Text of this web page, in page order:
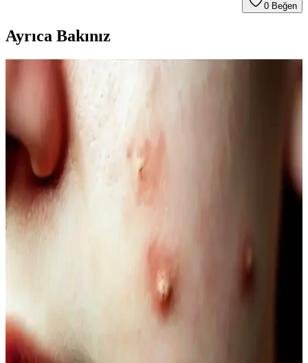
0 Beğen
Ayrıca Bakınız
Kahve Siyah ve Yarı Kalıcı Saç Renkleri: Doğal ve
Güncel Bir Tercih Rehberi
Kahve siyah ve yarı kalıcı saç renkleri, doğal görünüm ve bakım
kolaylığı sunar. Bu rehberde renk özellikleri, uygulama ve bakım
ipuçlarıyla saçınıza şıklık katın.
Doğal Denge ve Güzellik Arasındaki Bağlantı:
Güncel Trendler ve Doğal Bakım Yöntemleri
Doğal dengeyi koruma ve güzelliği destekleme yöntemleri, organik
ürünler ve yaşam tarzı alışkanlıklarıyla sağlanıyor. Güncel trendler
ve bilimsel araştırmalar, doğallığın güzellikteki önemini vurguluyor.
Doğal İçerikli Duş Jeli Seçenekleri: Le Petit
Marseillais ve Palmolive Naturals Ürünleri
Her iki markanın doğal içerikli duş jeli ürünleri, cilt sağlığı ve
ferahlık sunar. Le Petit Marseillais’in doğadan ilham alan formülleri
ve Palmolive Naturals’in hafif yapısı, çeşitli boyut ve fiyat
seçenekleriyle bakımda tercih edilir.